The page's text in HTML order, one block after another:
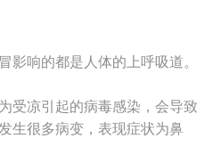
影响的都是人体的上呼吸道。
受凉引起的病毒感染，会导致
生很多病变，表现症状为鼻